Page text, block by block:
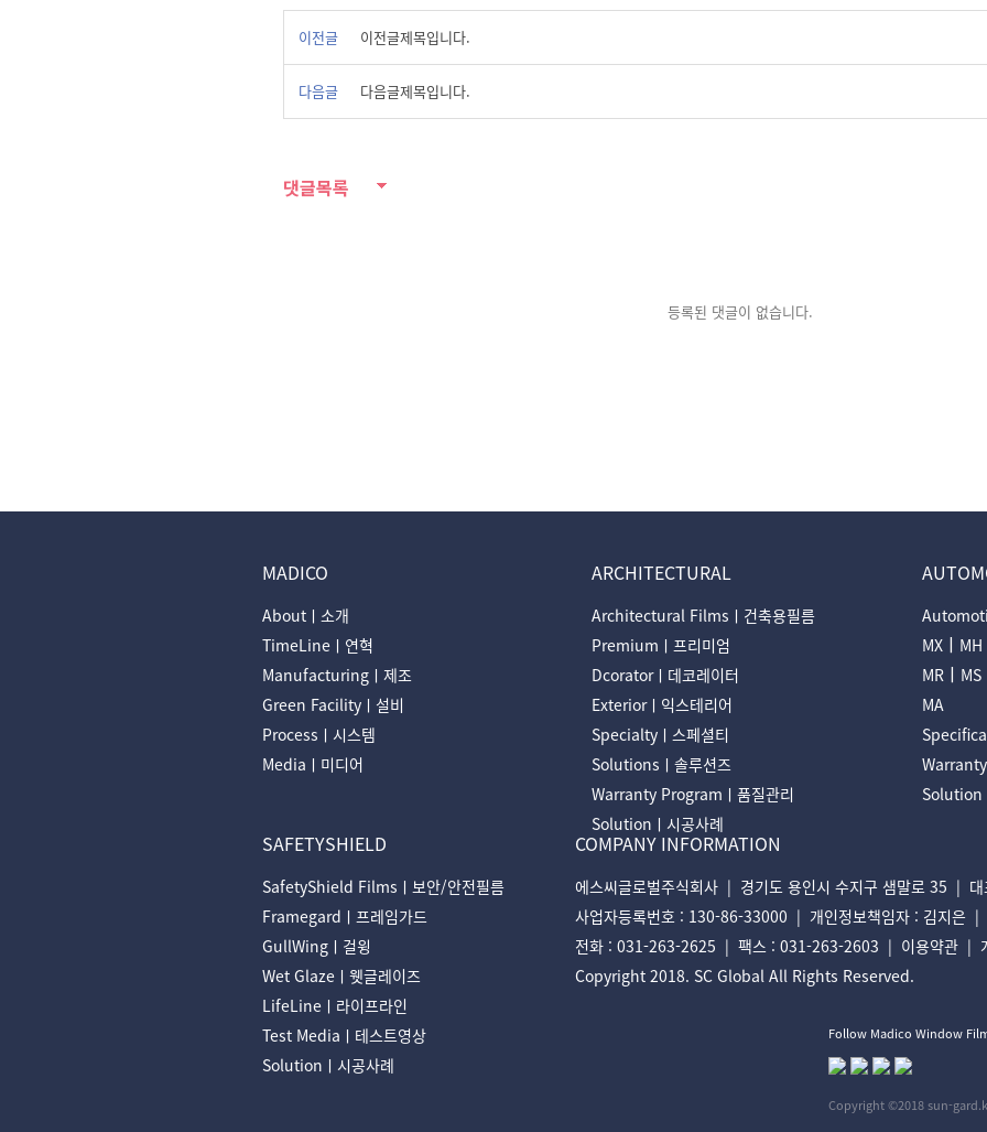
이전글 이전글제목입니다.
다음글 다음글제목입니다.
댓글목록
등록된 댓글이 없습니다.
MADICO
Aboutㅣ소개
TimeLineㅣ연혁
Manufacturingㅣ제조
Green Facilityㅣ설비
Processㅣ시스템
Mediaㅣ미디어
ARCHITECTURAL
Architectural Filmsㅣ건축용필름
Premiumㅣ프리미엄
Dcoratorㅣ데코레이터
Exteriorㅣ익스테리어
Specialtyㅣ스페셜티
Solutionsㅣ솔루션즈
Warranty Programㅣ품질관리
Solutionㅣ시공사례
MXㅣ MH
MRㅣ MS
MA
Solution
SAFETYSHIELD
SafetyShield Filmsㅣ보안/안전필름
Framegardㅣ프레임가드
GullWingㅣ걸윙
Wet Glazeㅣ웻글레이즈
LifeLineㅣ라이프라인
Test Mediaㅣ테스트영상
Solutionㅣ시공사례
COMPANY INFORMATION
에스씨글로벌주식회사 | 경기도 용인시 수지구 샘말로 35 | 대
사업자등록번호 : 130-86-33000 | 개인정보책임자 : 김지
전화 : 031-263-2625 | 팩스 : 031-263-2603 | 이용약관 |
Copyright 2018. SC Global All Rights Reserved.
Follow Madico Window
Copyright ©2018 sun-